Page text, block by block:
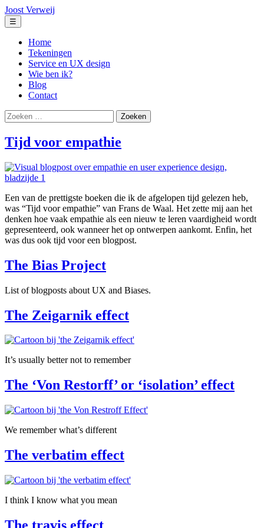
Ga
naar
de
inhoud
Joost Verweij
☰
Home
Tekeningen
Service en UX design
Wie ben ik?
Blog
Contact
Zoeken
naar:
Tijd voor empathie
Een van de prettigste boeken die ik de afgelopen tijd gelezen heb,
was “Tijd voor empathie” van Frans de Waal. Het zette mij aan het
denken hoe vaak empathie als een nieuw te leren vaardigheid wordt
gepresenteerd, ook wanneer het op ontwerpen aankomt. Enfin, het
was dus ook tijd voor een blogpost.
The Bias Project
List of blogposts about UX and Biases.
The Zeigarnik effect
It’s usually better not to remember
The ‘Von Restorff’ or ‘isolation’ effect
We remember what’s different
The verbatim effect
I think I know what you mean